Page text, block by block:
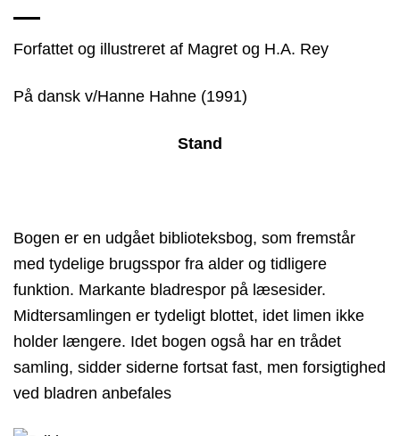
Forfattet og illustreret af Magret og H.A. Rey
På dansk v/Hanne Hahne (1991)
Stand
Bogen er en udgået biblioteksbog, som fremstår
med tydelige brugsspor fra alder og tidligere
funktion. Markante bladrespor på læsesider.
Midtersamlingen er tydeligt blottet, idet limen ikke
holder længere. Idet bogen også har en trådet
samling, sidder siderne fortsat fast, men forsigtighed
ved bladren anbefales